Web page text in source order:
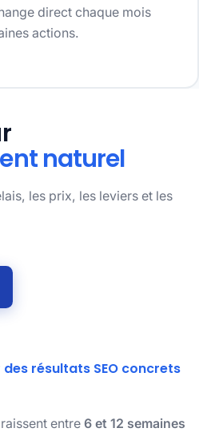
direct chaque mois
actions.
naturel
les prix, les leviers et les
résultats SEO concrets
entre 6 et 12 semaines